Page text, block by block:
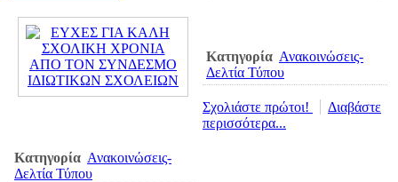
Κατηγορία Ανακοινώσεις-
Δελτία Τύπου
Κατηγορία Ανακοινώσεις-
Δελτία Τύπου
Σχολιάστε πρώτοι!
Διαβάστε
περισσότερα...